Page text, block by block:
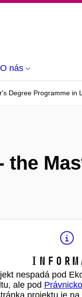
O nás
Degree Programme in
the
nespadá pod
ale pod
projektu je na